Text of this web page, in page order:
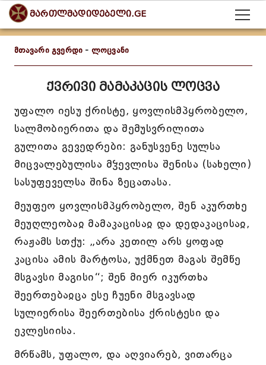
მართლმადიდებელი.GE
მთავარი გვერდი - ლოცვანი
ქვრივი მამაკაცის ლოცვა
უფალო იესუ ქრისტე, ყოვლისმპყრობელო,
სალმობიერითა და შემუსვრილითა
გულითა გევედრები: განუსვენე სულსა
მიცვალებულისა მჴევლისა შენისა (სახელი)
სასუფეველსა შინა ზეცათასა.
მეუფეო ყოვლისმპყრობელო, შენ აკურთხე
მეუღლეობაჲ მამაკაცისაჲ და დედაკაცისაჲ,
რაჟამს სთქუ: „არა კეთილ არს ყოფად
კაცისა ამის მარტოსა, უქმნეთ მაგას შემწე
მსგავსი მაგისი“; შენ მიერ იკურთხა
შეერთებაჲცა ესე ჩუენი მსგავსად
სულიერისა შეერთებისა ქრისტესი და
ეკლესიისა.
მრწამს, უფალო, და აღვიარებ, ვითარცა